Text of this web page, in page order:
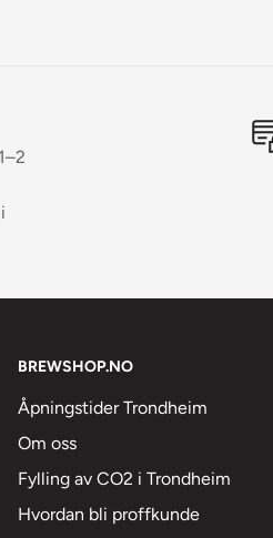
BREWSHOP.NO
Åpningstider Trondheim
Om oss
Fylling av CO2 i Trondheim
Hvordan bli proffkunde